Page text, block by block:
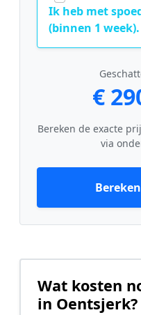
Ik heb met
(binnen 1 week).
€
Bereken de exacte
via
Wat kosten
in